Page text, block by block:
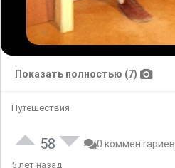
Показать полностью (7)
Путешествия
58 0 комментариев
5 лет назад